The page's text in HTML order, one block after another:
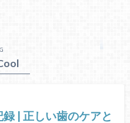
| 正しい歯のケアと